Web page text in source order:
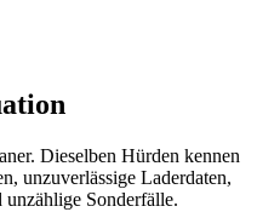
Dieselben Hürden kennen
unzuverlässige Laderdaten,
Sonderfälle.